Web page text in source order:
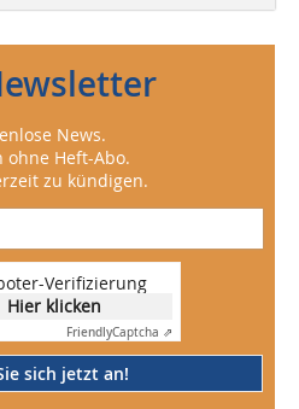
News.
ohne Heft-Abo.
zu kündigen.
Verifizierung
Hier klicken
FriendlyCaptcha ⇗
sich jetzt an!